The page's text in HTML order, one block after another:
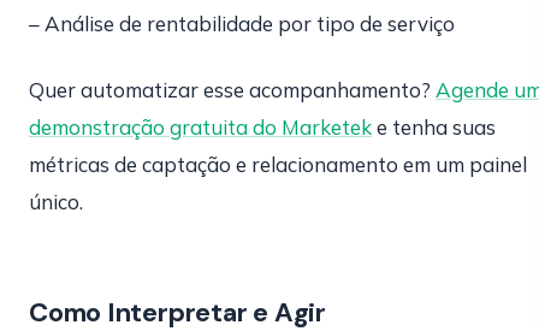
– Análise de rentabilidade por tipo de serviço
Quer automatizar esse acompanhamento? Agende
demonstração gratuita do Marketeke tenha suas
métricas de captação e relacionamento em um painel
único.
Como Interpretar e Agir